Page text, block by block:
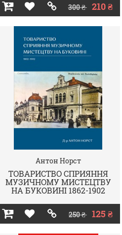
300 ₴ 210 ₴
Антон Норст
ТОВАРИСТВО СПРИЯННЯ
МУЗИЧНОМУ МИСТЕЦТВУ
НА БУКОВИНІ 1862-1902
250 ₴ 125 ₴